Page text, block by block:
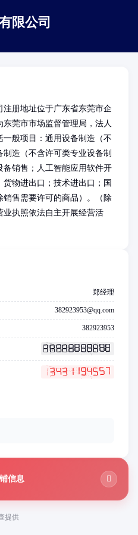
限公司
提供
册地址位于广东省东莞市企
莞市市场监督管理局，法人
般项目：通用设备制造（不
造（不含许可类专业设备制
销售；人工智能应用软件开
物进出口；技术进出口；国
售需要许可的商品）。（除
执照依法自主开展经营活
郑经理
382923953@qq.com
382923953
信息